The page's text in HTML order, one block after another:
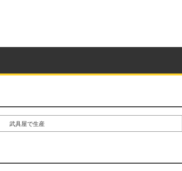
武具屋で生産